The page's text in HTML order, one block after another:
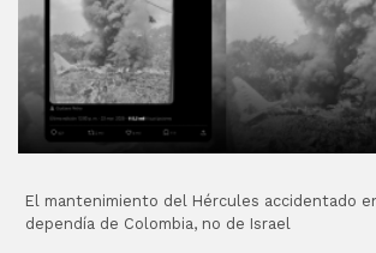
El mantenimiento del Hércules accidentado
dependía de Colombia, no de Israel